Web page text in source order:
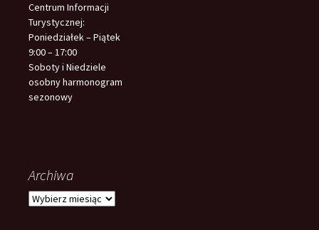
Centrum Informacji
Turystycznej:
Poniedziałek – Piątek
9:00 – 17:00
Soboty i Niedziele
osobny harmonogram
sezonowy
Archiwa
Archiwa